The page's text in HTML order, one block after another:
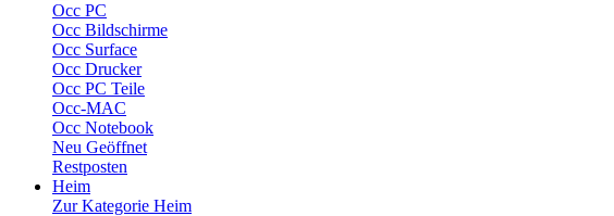
Occ PC
Occ Bildschirme
Occ Surface
Occ Drucker
Occ PC Teile
Occ-MAC
Occ Notebook
Neu Geöffnet
Restposten
Heim
Zur Kategorie Heim